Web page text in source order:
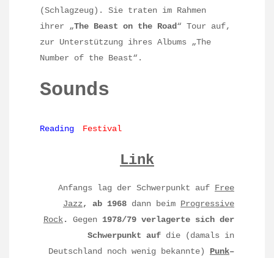
(Schlagzeug). Sie traten im Rahmen
ihrer „The Beast on the Road“ Tour auf,
zur Unterstützung ihres Albums „The
Number of the Beast“.
Sounds
Reading Festival
Link
Anfangs lag der Schwerpunkt auf Free
Jazz, ab 1968 dann beim Progressive
Rock. Gegen 1978/79 verlagerte sich der
Schwerpunkt auf die (damals in
Deutschland noch wenig bekannte) Punk–